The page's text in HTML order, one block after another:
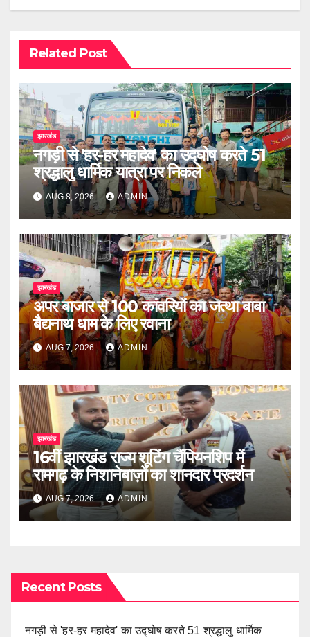
Related Post
झारखंड
नगड़ी से 'हर-हर महादेव' का उद्घोष करते 51
श्रद्धालु धार्मिक यात्रा पर निकले
AUG 8, 2026 ADMIN
झारखंड
अपर बाजार से 100 कांवरियों का जत्था बाबा
बैद्यनाथ धाम के लिए रवाना
AUG 7, 2026 ADMIN
झारखंड
16वीं झारखंड राज्य शूटिंग चैंपियनशिप में
रामगढ़ के निशानेबाज़ों का शानदार प्रदर्शन
AUG 7, 2026 ADMIN
Recent Posts
नगड़ी से 'हर-हर महादेव' का उद्घोष करते 51 श्रद्धालु धार्मिक